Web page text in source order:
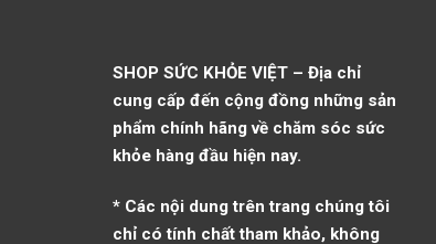
SHOP SỨC KHỎE VIỆT – Địa chỉ
cung cấp đến cộng đồng những sản
phẩm chính hãng về chăm sóc sức
khỏe hàng đầu hiện nay.
* Các nội dung trên trang chúng tôi
chỉ có tính chất tham khảo, không